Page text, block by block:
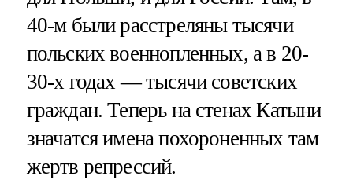
40-м были расстреляны тысячи
польских военнопленных, а в 20-
30-х годах — тысячи советских
граждан. Теперь на стенах Катыни
значатся имена похороненных там
жертв репрессий.